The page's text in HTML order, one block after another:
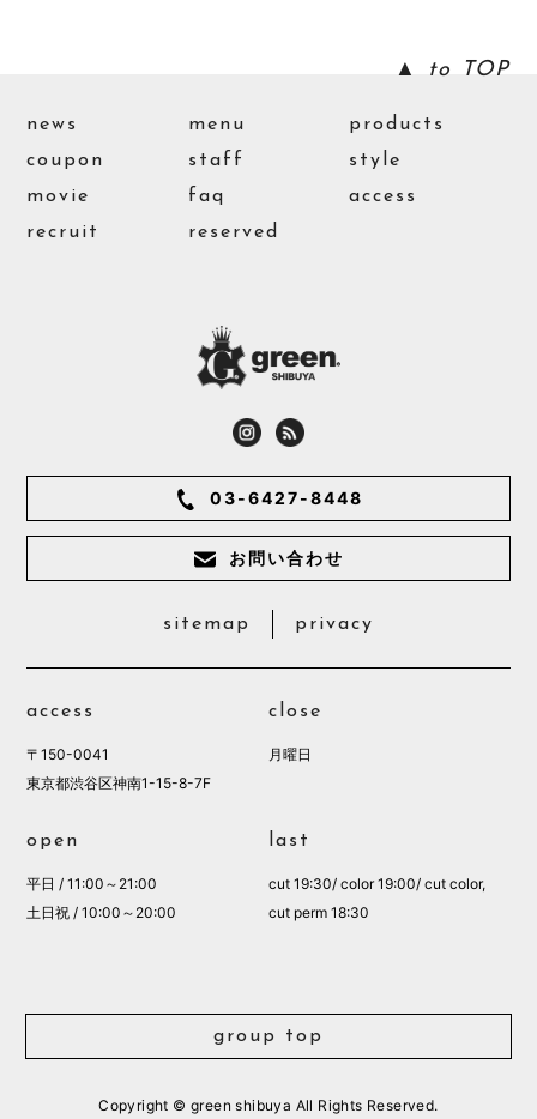
▲ to TOP
news menu
products
coupon
staff
style
movie
faq
access
recruit
reserved
03-6427-8448
お問い合わせ
sitemap privacy
access
〒150-0041
東京都渋谷区神南1-15-8-7F
close
月曜日
open
平日 / 11:00～21:00
土日祝 / 10:00～20:00
last
cut 19:30/ color 19:00/ cut color,
cut perm 18:30
group top
Copyright © green shibuya All Rights Reserved.